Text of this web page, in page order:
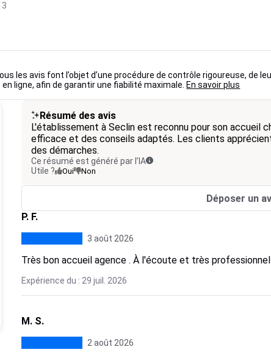
les avis font l’objet d’une procédure de contrôle rigoureuse, de
ligne, afin de garantir une fiabilité maximale. En savoir plus
Résumé des avis
L'établissement à Seclin est reconnu pour son accueil
efficace et des conseils adaptés. Les clients
des démarches.
Ce résumé est généré par l’IA
Utile ?
Oui Non
Déposer un
P. F.
3 août 2026
Très bon accueil agence . À l'écoute et très
Expérience du : 29 juil. 2026
M. S.
2 août 2026